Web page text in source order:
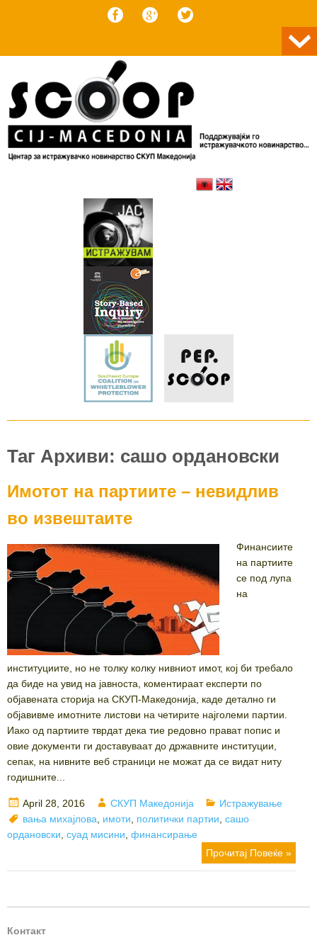
Таг Архиви: сашо ордановски
Имотот на партиите – невидлив
во извештаите
Финансиите
на партиите
се под лупа
на
институциите, но не толку колку нивниот имот, кој би требало
да биде на увид на јавноста, коментираат експерти по
објавената сторија на СКУП-Македонија, каде детално ги
објавивме имотните листови на четирите најголеми партии.
Иако од партиите тврдат дека тие редовно прават попис и
овие документи ги доставуваат до државните институции,
сепак, на нивните веб страници не можат да се видат ниту
годишните...
Posted
on
April 28, 2016 Author
СКУП Македонија Categories
Истражување
Tags
вања михајлова имоти политички партии сашо
ордановски суад мисини финансирање
Прочитај Повеќе »
Контакт